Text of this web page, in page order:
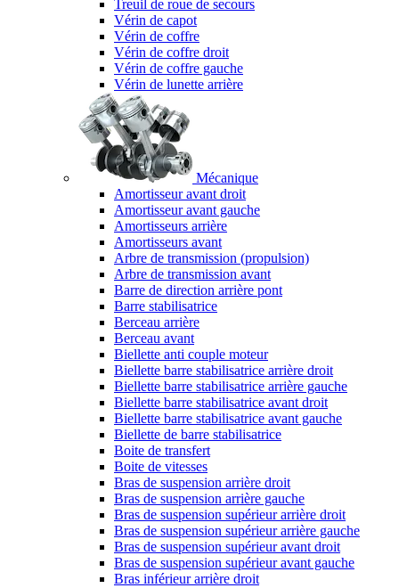
Treuil de roue de secours
Vérin de capot
Vérin de coffre
Vérin de coffre droit
Vérin de coffre gauche
Vérin de lunette arrière
Mécanique
Amortisseur avant droit
Amortisseur avant gauche
Amortisseurs arrière
Amortisseurs avant
Arbre de transmission (propulsion)
Arbre de transmission avant
Barre de direction arrière pont
Barre stabilisatrice
Berceau arrière
Berceau avant
Biellette anti couple moteur
Biellette barre stabilisatrice arrière droit
Biellette barre stabilisatrice arrière gauche
Biellette barre stabilisatrice avant droit
Biellette barre stabilisatrice avant gauche
Biellette de barre stabilisatrice
Boite de transfert
Boite de vitesses
Bras de suspension arrière droit
Bras de suspension arrière gauche
Bras de suspension supérieur arrière droit
Bras de suspension supérieur arrière gauche
Bras de suspension supérieur avant droit
Bras de suspension supérieur avant gauche
Bras inférieur arrière droit